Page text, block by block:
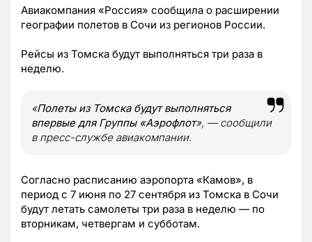
Авиакомпания «Россия» сообщила о расширении
географии полетов в Сочи из регионов России.
Рейсы из Томска будут выполняться три раза в
неделю.
«Полеты из Томска будут выполняться
впервые для Группы «Аэрофлот», — сообщили
в пресс-службе авиакомпании.
Согласно расписанию аэропорта «Камов», в
период с 7 июня по 27 сентября из Томска в Сочи
будут летать самолеты три раза в неделю — по
вторникам, четвергам и субботам.